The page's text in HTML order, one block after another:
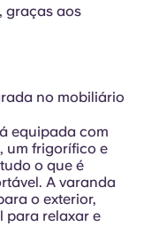
graças aos
no mobiliário
equipada com
um frigorífico e
o que é
A varanda
o exterior,
para relaxar e